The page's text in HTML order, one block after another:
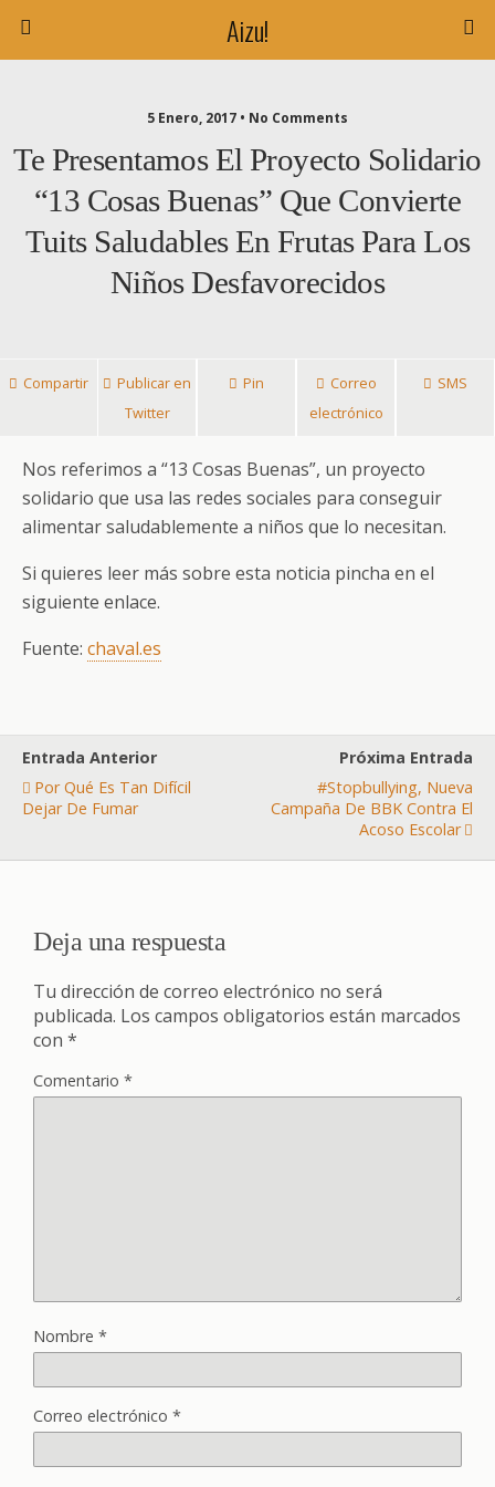
Aizu!
5 Enero, 2017 • No Comments
Te Presentamos El Proyecto Solidario
“13 Cosas Buenas” Que Convierte
Tuits Saludables En Frutas Para Los
Niños Desfavorecidos
Compartir
Publicar en
Twitter
Pin
Correo
electrónico
SMS
Nos referimos a “13 Cosas Buenas”, un proyecto
solidario que usa las redes sociales para conseguir
alimentar saludablemente a niños que lo necesitan.
Si quieres leer más sobre esta noticia pincha en el
siguiente enlace.
Fuente: chaval.es
Entrada Anterior
Por Qué Es Tan Difícil
Dejar De Fumar
Próxima Entrada
#stopbullying, Nueva
Campaña De BBK Contra El
Acoso Escolar
Deja una respuesta
Tu dirección de correo electrónico no será
publicada. Los campos obligatorios están marcados
con *
Comentario *
Nombre *
Correo electrónico *